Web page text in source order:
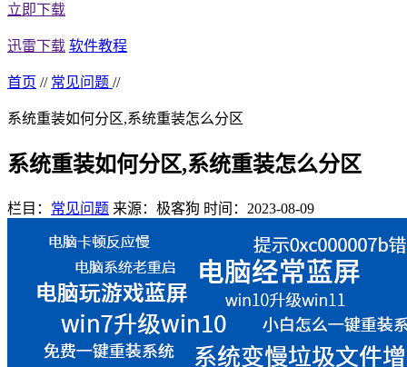
立即下载
迅雷下载 软件教程
首页 // 常见问题 //
系统重装如何分区,系统重装怎么分区
系统重装如何分区,系统重装怎么分区
栏目： 常见问题 来源：极客狗 时间：2023-08-09